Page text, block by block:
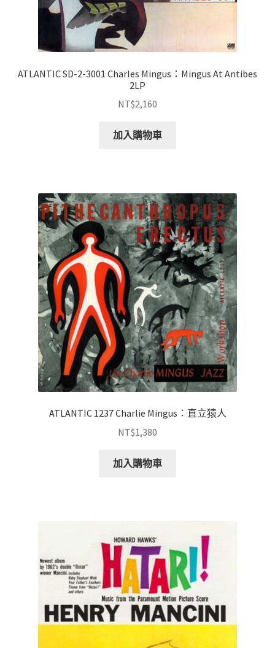
ATLANTIC SD-2-3001 Charles Mingus：Mingus At Antibes
2LP
NT$2,160
加入購物車
ATLANTIC 1237 Charlie Mingus：直立猿人
NT$1,380
加入購物車